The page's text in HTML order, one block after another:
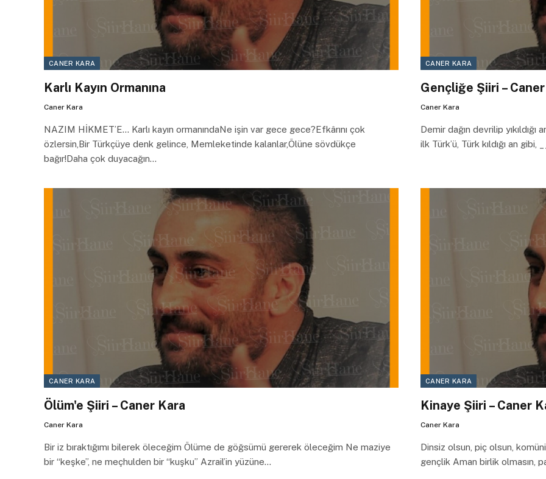
CANER KARA
Karlı Kayın Ormanına
Caner Kara
NAZIM HİKMET’E… Karlı kayın ormanındaNe işin var gece gece?Efkârını çok
özlersin,Bir Türkçüye denk gelince, Memleketinde kalanlar,Ölüne sövdükçe
bağır!Daha çok duyacağın…
CANER KARA
Gençliğe Şiiri –
Caner Kara
Demir dağın devrilip yıkıldığı
ilk Türk’ü, Türk kıldığı an gibi,
CANER KARA
Ölüm'e Şiiri – Caner Kara
Caner Kara
Bir iz bıraktığımı bilerek öleceğim Ölüme de göğsümü gererek öleceğim Ne maziye
bir “keşke”, ne meçhulden bir “kuşku” Azrail’in yüzüne…
CANER KARA
Kinaye Şiiri – Caner
Caner Kara
Dinsiz olsun, piç olsun,
gençlik Aman birlik olmasın,